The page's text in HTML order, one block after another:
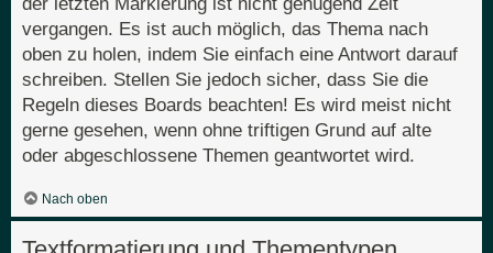
vergangen. Es ist auch möglich, das Thema nach
oben zu holen, indem Sie einfach eine Antwort darauf
schreiben. Stellen Sie jedoch sicher, dass Sie die
Regeln dieses Boards beachten! Es wird meist nicht
gerne gesehen, wenn ohne triftigen Grund auf alte
oder abgeschlossene Themen geantwortet wird.
Nach oben